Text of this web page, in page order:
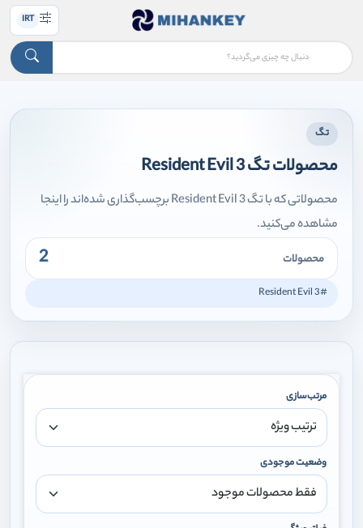
IRT
تگ
محصولات تگ Resident Evil 3
محصولاتی که با تگ Resident Evil 3 برچسب‌گذاری شده‌اند را اینجا
مشاهده می‌کنید.
محصولات 2
#Resident Evil 3
مرتب‌سازی
وضعیت موجودی